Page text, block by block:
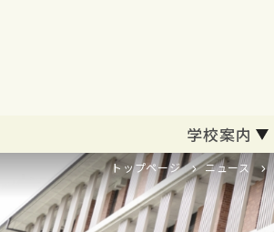
学校案内
トップページ ニュース